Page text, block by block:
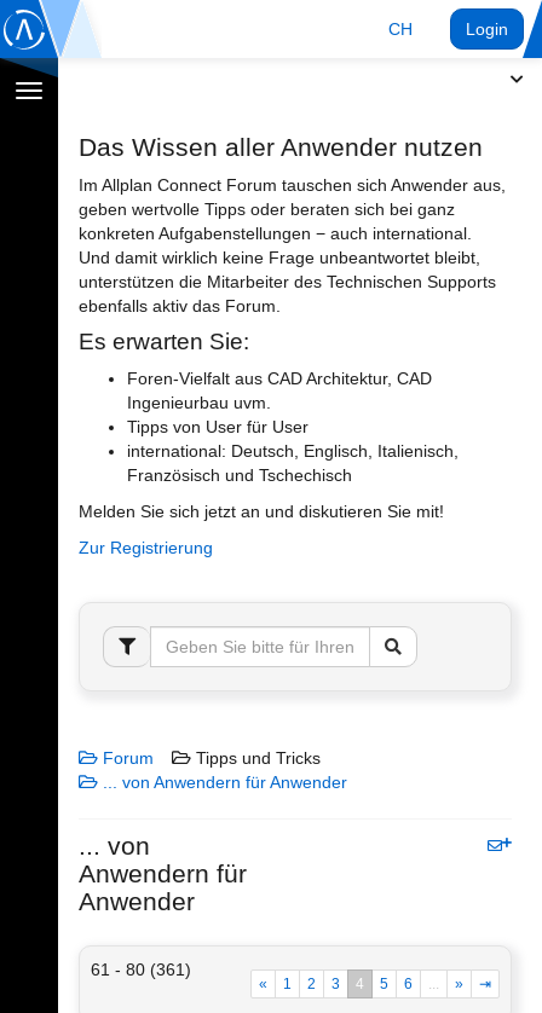
CH Login
Navigation
Das Wissen aller Anwender nutzen
Im Allplan Connect Forum tauschen sich Anwender aus,
geben wertvolle Tipps oder beraten sich bei ganz
konkreten Aufgabenstellungen − auch international.
Und damit wirklich keine Frage unbeantwortet bleibt,
unterstützen die Mitarbeiter des Technischen Supports
ebenfalls aktiv das Forum.
Es erwarten Sie:
Foren-Vielfalt aus CAD Architektur, CAD
Ingenieurbau uvm.
Tipps von User für User
international: Deutsch, Englisch, Italienisch,
Französisch und Tschechisch
Melden Sie sich jetzt an und diskutieren Sie mit!
Zur Registrierung
Forum
Tipps und Tricks
... von Anwendern für Anwender
... von
Anwendern für
Anwender
61 - 80 (361)
« 1 2 3 4 5 6 ... » ⇥